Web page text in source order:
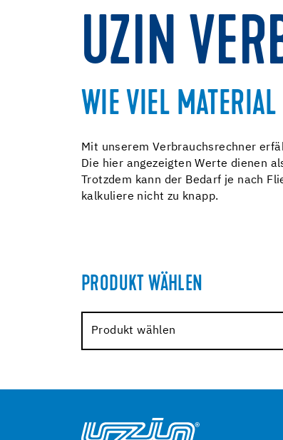
UZIN
WIE VIEL
Mit unserem Verbrauchsrechner
Die hier angezeigten Werte dienen
Trotzdem kann der Bedarf je nach
kalkuliere nicht zu knapp.
PRODUKT WÄHLEN
Produkt wählen